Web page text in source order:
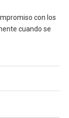
con los
cuando se